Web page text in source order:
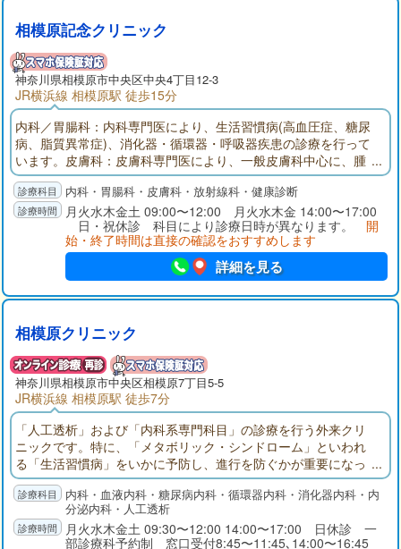
相模原記念クリニック
神奈川県相模原市中央区中央4丁目12-3
JR横浜線 相模原駅 徒歩15分
内科／胃腸科：内科専門医により、生活習慣病(高血圧症、糖尿
病、脂質異常症)、消化器・循環器・呼吸器疾患の診療を行って
います。皮膚科：皮膚科専門医により、一般皮膚科中心に、腫
瘤・陥入爪の治療(木曜日)、AGAの治療を行っています。レント
ゲン科：放射線科専門医により、画像の読影を全例行っていま
す。
内科・胃腸科・皮膚科・放射線科・健康診断
月火水木金土 09:00〜12:00 月火水木金 14:00〜17:00
日・祝休診 科目により診療日時が異なります。 開
始・終了時間は直接の確認をおすすめします
詳細を見る
相模原クリニック
神奈川県相模原市中央区相模原7丁目5-5
JR横浜線 相模原駅 徒歩7分
「人工透析」および「内科系専門科目」の診療を行う外来クリ
ニックです。特に、「メタボリック・シンドローム」といわれ
る「生活習慣病」をいかに予防し、進行を防ぐかが重要になっ
て来ました。そこで、当院では、内科の各科の専門医による診
療と各種健診により、地域の皆様の健康を守り、多くの皆様が
安心した社会生活を営む事が出来ますように、微力ながら、
日々、努力して診療に励んでおります。また長引く症状に対し
内科・血液内科・糖尿病内科・循環器内科・消化器内科・内
分泌内科・人工透析
月火水木金土 09:30〜12:00 14:00〜17:00 日休診 一
部診療科予約制 窓口受付8:45〜11:45､14:00〜16:45